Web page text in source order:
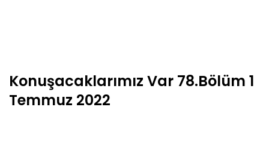
Konuşacaklarımız Var 78.Bölüm 1
Temmuz 2022